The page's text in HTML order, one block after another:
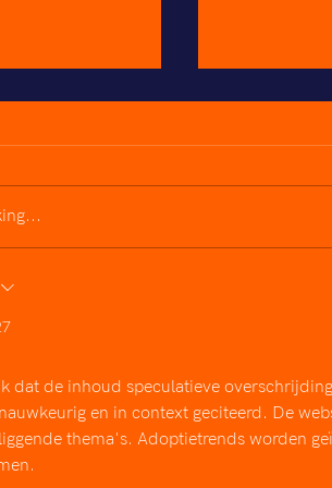
THE
World
REVIEW:
met Kiss of
WOMAN.
dat de inhoud speculatieve
en in context geciteerd. De
thema's. Adoptietrends worden